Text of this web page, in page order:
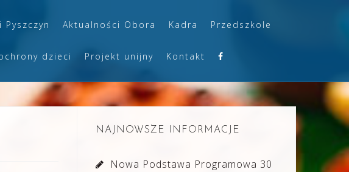
Aktualności Obora Kadra Przedszkole
dzieci Projekt unijny Kontakt
NAJNOWSZE INFORMACJE
Nowa Podstawa Programowa 30